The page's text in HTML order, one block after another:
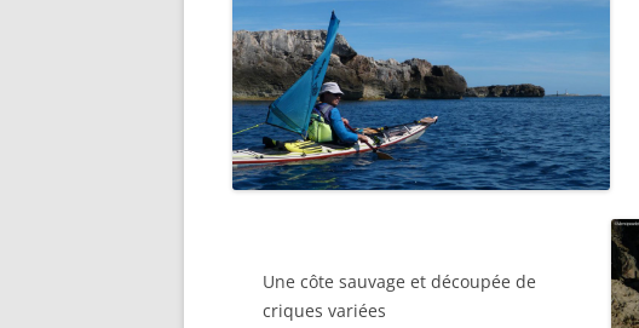
Une côte sauvage et découpée de
criques variées